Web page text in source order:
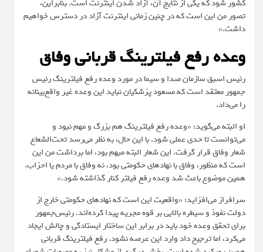
کشور شود که یکی از نتایج آن، آزاد شدن اینترنت است. بنابراین،
تصور من این است که در چنین زمانی اینترنت آزاد در دسترس خواهیم
داشت.»
وعده رفع فیلترینگ قربانی وفاق
رئیس اسبق سازمان صدا و سیما در مورد وعده رفع فیلترینگ رئیس
جمهور معتقد است که مسعود پزشکیان نباید این وعده غیر واقع‌بینانه
را می‌داد.
او البته می‌گوید: «وعده رفع فیلترینگ هم بزرگ و مهم نبود و
می‌توانست تا حدی عملی شود. با این حال، به نظر می‌رسد تحت‌الشعاع
شعار وفاق قرار گرفت. این شعار البته مبهم بود، اما برداشت من این
است که منظور، وفاق با نهادهای حکومتی بود، نه وفاق با مردم یا احزاب.
همین موضوع باعث شد وعده رفع فیلتر کنار گذاشته شود.»
سرافراز می‌افزاید: «واقعیت این است که نهادهای حکومتی خارج از
دولت نفوذ و سیطره بالایی بر قوه مجریه پیدا کرده‌اند. رئیس‌جمهور
برای تحقق وعده خود باید در برابر این ساختار ایستادگی و چالش ایجاد
می‌کرد، اما ترجیح داد وارد این عرصه نشود. رفع فیلترینگ قربانی